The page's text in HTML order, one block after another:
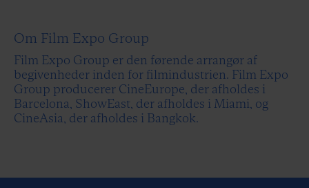
Om Film Expo Group
Film Expo Group er den førende arrangør af
begivenheder inden for filmindustrien. Film Expo
Group producerer CineEurope, der afholdes i
Barcelona, ShowEast, der afholdes i Miami, og
CineAsia, der afholdes i Bangkok.